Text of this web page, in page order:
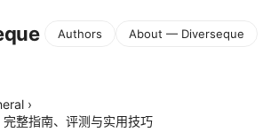
Authors About — Diverseque
›
整指南、评测与实用技巧